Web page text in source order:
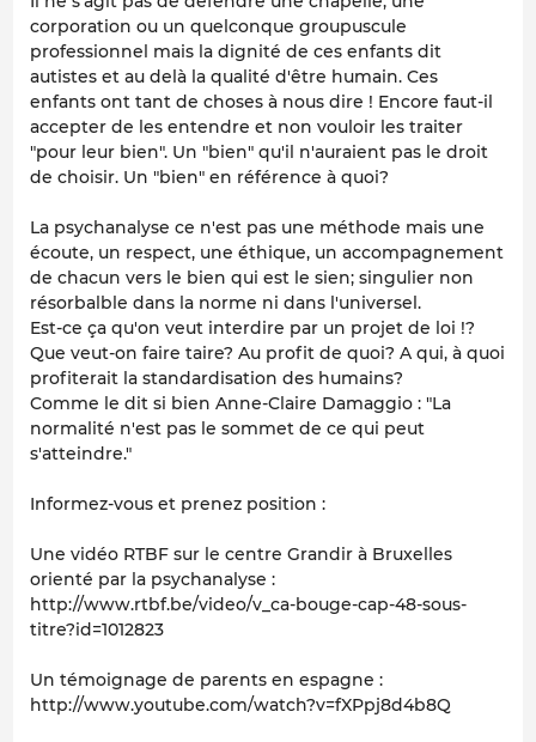
corporation ou un quelconque groupuscule
professionnel mais la dignité de ces enfants dit
autistes et au delà la qualité d'être humain. Ces
enfants ont tant de choses à nous dire ! Encore faut-il
accepter de les entendre et non vouloir les traiter
"pour leur bien". Un "bien" qu'il n'auraient pas le droit
de choisir. Un "bien" en référence à quoi?
La psychanalyse ce n'est pas une méthode mais une
écoute, un respect, une éthique, un accompagnement
de chacun vers le bien qui est le sien; singulier non
résorbalble dans la norme ni dans l'universel.
Est-ce ça qu'on veut interdire par un projet de loi !?
Que veut-on faire taire? Au profit de quoi? A qui, à quoi
profiterait la standardisation des humains?
Comme le dit si bien Anne-Claire Damaggio : "La
normalité n'est pas le sommet de ce qui peut
s'atteindre."
Informez-vous et prenez position :
Une vidéo RTBF sur le centre Grandir à Bruxelles
orienté par la psychanalyse :
http://www.rtbf.be/video/v_ca-bouge-cap-48-sous-
titre?id=1012823
Un témoignage de parents en espagne :
http://www.youtube.com/watch?v=fXPpj8d4b8Q